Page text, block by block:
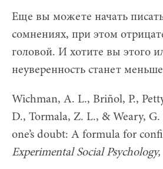
Еще вы можете начать
сомнениях, при этом
головой. И хотите вы этого
неуверенность станет
Wichman, A. L., Briñol, P.,
D., Tormala, Z. L., & Weary,
one’s doubt: A formula for
Experimental Social